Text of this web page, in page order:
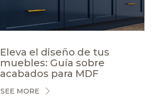
Eleva el diseño de tus
muebles: Guía sobre
acabados para MDF
SEE MORE